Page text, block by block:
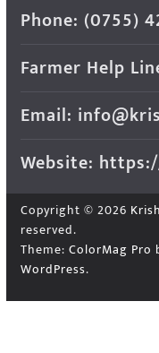
Phone: (0755)
Farmer Help
Email:
Website:
Copyright © 2026
reserved.
Theme: ColorMag Pro
WordPress.